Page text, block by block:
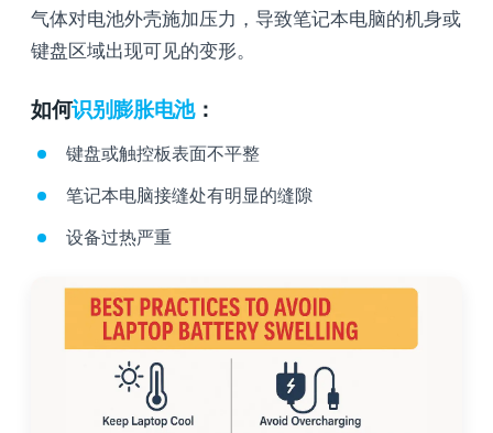
气体对电池外壳施加压力，导致笔记本电脑的机身或
键盘区域出现可见的变形。
如何识别膨胀电池：
键盘或触控板表面不平整
笔记本电脑接缝处有明显的缝隙
设备过热严重